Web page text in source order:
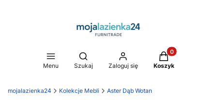
Menu
Otwórz wyszukiwarkę
Szukaj Zaloguj się
Produkty w
Koszyk
mojalazienka24 Kolekcje Mebli Aster Dąb Wotan